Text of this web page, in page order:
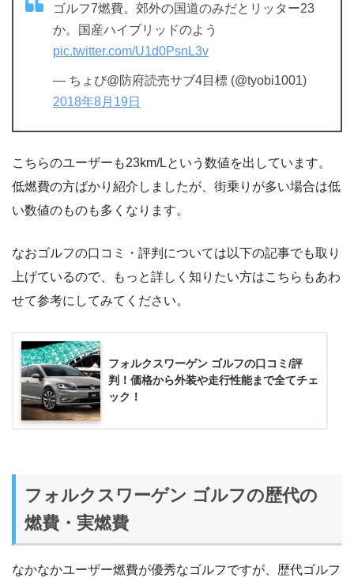
ゴルフ7燃費。郊外の国道のみだとリッター23
か。国産ハイブリッドのよう
pic.twitter.com/U1d0PsnL3v
— ちょび@防府読売サブ4目標 (@tyobi1001)
2018年8月19日
こちらのユーザーも23km/Lという数値を出しています。
低燃費の方ばかり紹介しましたが、街乗りが多い場合は低
い数値のものも多くなります。
なおゴルフの口コミ・評判については以下の記事でも取り
上げているので、もっと詳しく知りたい方はこちらもあわ
せて参考にしてみてください。
フォルクスワーゲン ゴルフの口コミ/評
判！価格から外装や走行性能まで全てチェ
ック！
フォルクスワーゲン ゴルフの歴代の
燃費・実燃費
なかなかユーザー燃費が優秀なゴルフですが、歴代ゴルフ